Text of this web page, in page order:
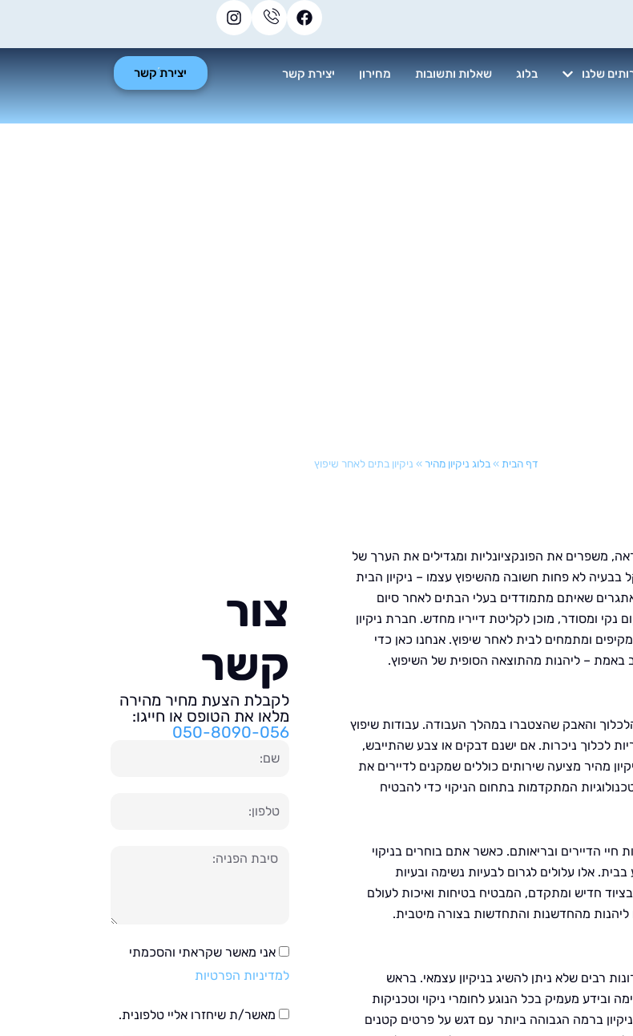
שלנו בלוג שאלות ותשובות מחירון יצירת קשר יצירת קשר
דף הבית »בלוג ניקיון מהיר» ניקיון בתים לאחר שיפוץ
משפרים את הפונקציונליות ומגדילים את הערך של
לא פחות חשובה מהשיפוץ עצמו – ניקיון הבית
שאיתם מתמודדים בעלי הבתים לאחר סיום
ומסודר, מוכן לקליטת דייריו מחדש. חברת ניקיון
ומתמחים לבית לאחר שיפוץ. אנחנו כאן כדי
– ליהנות מהתוצאה הסופית של השיפוץ.
והאבק שהצטברו במהלך העבודה. עבודות שיפוץ
לכלוך ניכרות. אם ישנם דבקים או צבע שהתייבש,
מהיר מציעה שירותים כוללים שמקנים לדיירים את
המתקדמות בתחום הניקוי כדי להבטיח
הדיירים ובריאותם. כאשר אתם בוחרים בניקוי
אלו עלולים לגרום לבעיות נשימה ובעיות
בציוד חדיש ומתקדם, המבטיח בטיחות ואיכות לעולם
מהחדשנות והתחדשות בצורה מיטבית.
רבים שלא ניתן להשיג בניקיון עצמאי. בראש
מעמיק בכל הנוגע לחומרי ניקוי וטכניקות
ברמה הגבוהה ביותר עם דגש על פרטים קטנים
צור
קשר
לקבלת הצעת מחיר מהירה
מלאו את הטופס או חייגו:
050-8090-056
טלפון
הודעה
אני מאשר שקראתי והסכמתי
למדיניות הפרטיות
מאשר/ת שיחזרו אליי טלפונית.